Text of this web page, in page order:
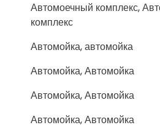
Автомоечный комплекс,
комплекс
Автомойка, автомойка
Автомойка, Автомойка
Автомойка, Автомойка
Автомойка, Автомойка